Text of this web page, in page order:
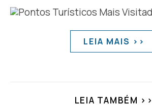
LEIA MAIS >>
LEIA TAMBÉM >>